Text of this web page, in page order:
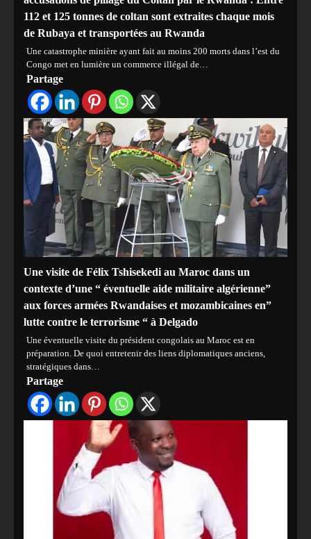
112 et 125 tonnes de coltan sont extraites chaque mois
de Rubaya et transportées au Rwanda
Une catastrophe minière ayant fait au moins 200 morts dans l’est du
Congo met en lumière un commerce illégal de…
Partage
Une visite de Félix Tshisekedi au Maroc dans un
contexte d’une “ éventuelle aide militaire algérienne”
aux forces armées Rwandaises et mozambicaines en”
lutte contre le terrorisme “ à Delgado
Une éventuelle visite du président congolais au Maroc est en
préparation. De quoi entretenir des liens diplomatiques anciens,
stratégiques dans…
Partage